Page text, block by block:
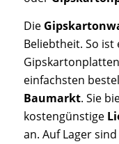
Die
Beliebtheit. So ist
einfachsten
Baumarkt. Sie
kostengünstige
an. Auf Lager